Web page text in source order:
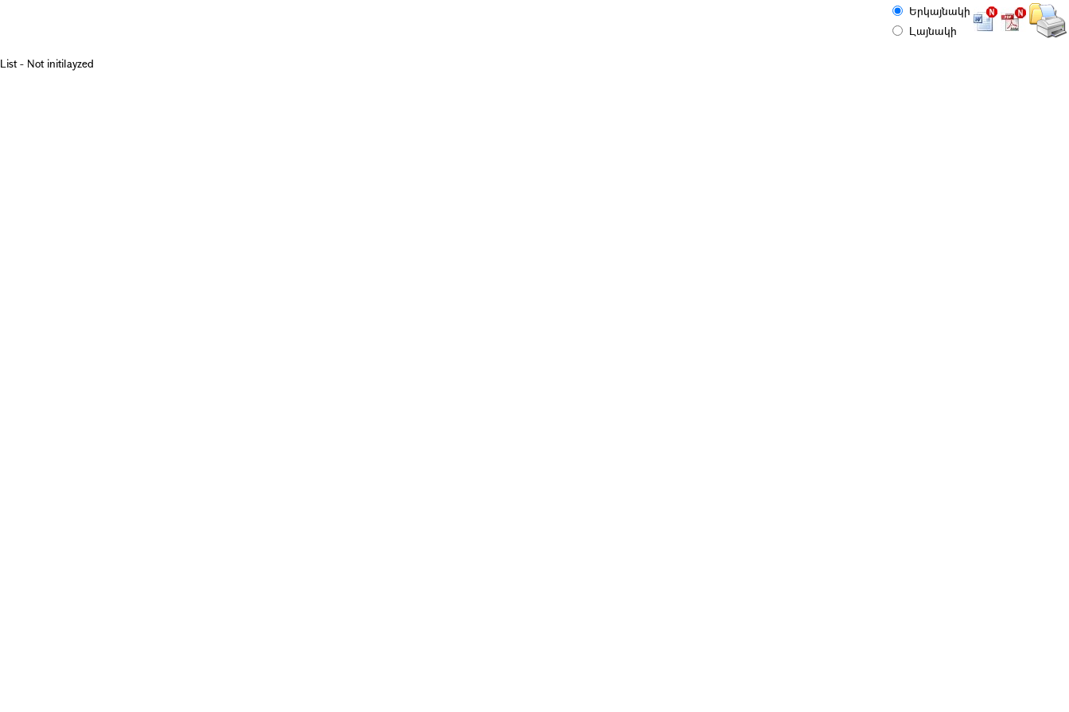
Երկայնակի
Լայնակի
List - Not initilayzed